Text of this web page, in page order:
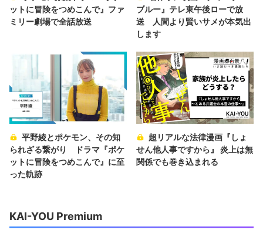
ットに冒険をつめこんで』ファ
ミリー劇場で全話放送
ブルー』テレ東午後ローで放
送 人間より賢いサメが本気出
します
平野綾とポケモン、その知
られざる繋がり ドラマ『ポケ
ットに冒険をつめこんで』に至
った軌跡
超リアルな法律漫画『しょ
せん他人事ですから』 炎上は無
関係でも巻き込まれる
KAI-YOU Premium